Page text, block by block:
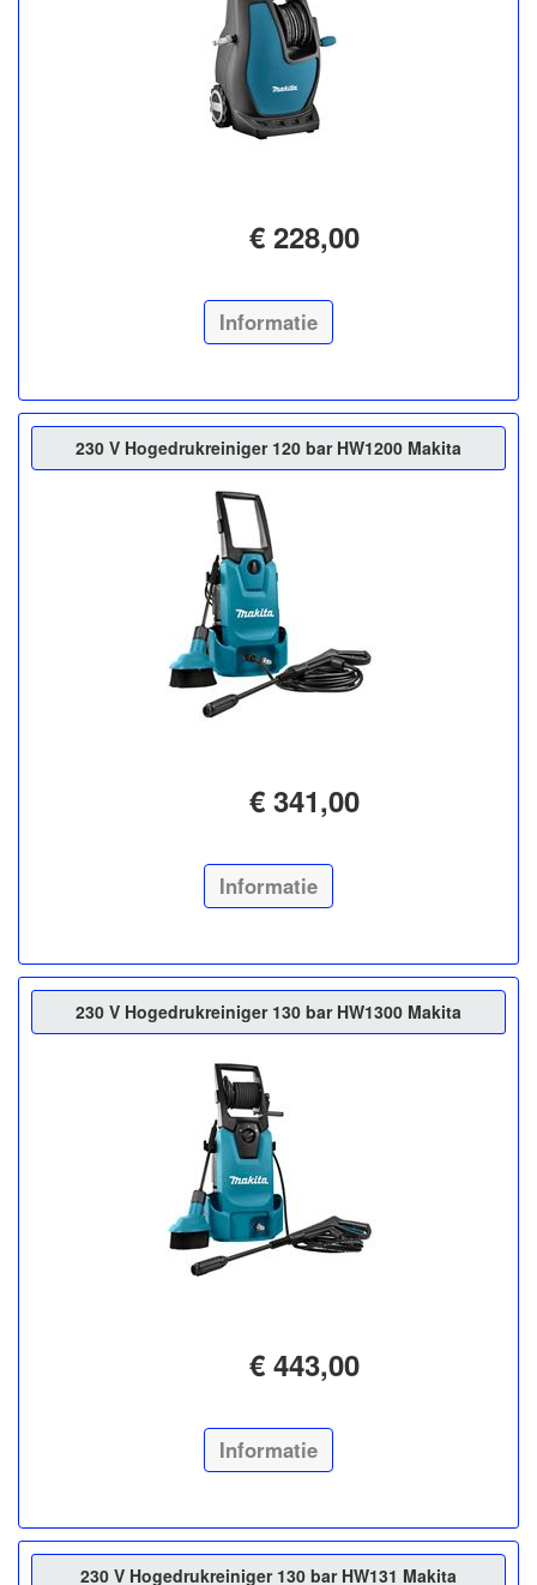
€ 228,00
Informatie
230 V Hogedrukreiniger 120 bar HW1200 Makita
€ 341,00
Informatie
230 V Hogedrukreiniger 130 bar HW1300 Makita
€ 443,00
Informatie
230 V Hogedrukreiniger 130 bar HW131 Makita